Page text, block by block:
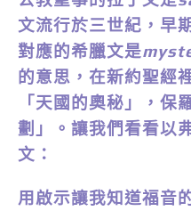
文流行於三世紀，早
對應的希臘文是
的意思，在新約聖經
「天國的奧秘」，保
劃」。讓我們看看以
文：
用啟示讓我知道福音